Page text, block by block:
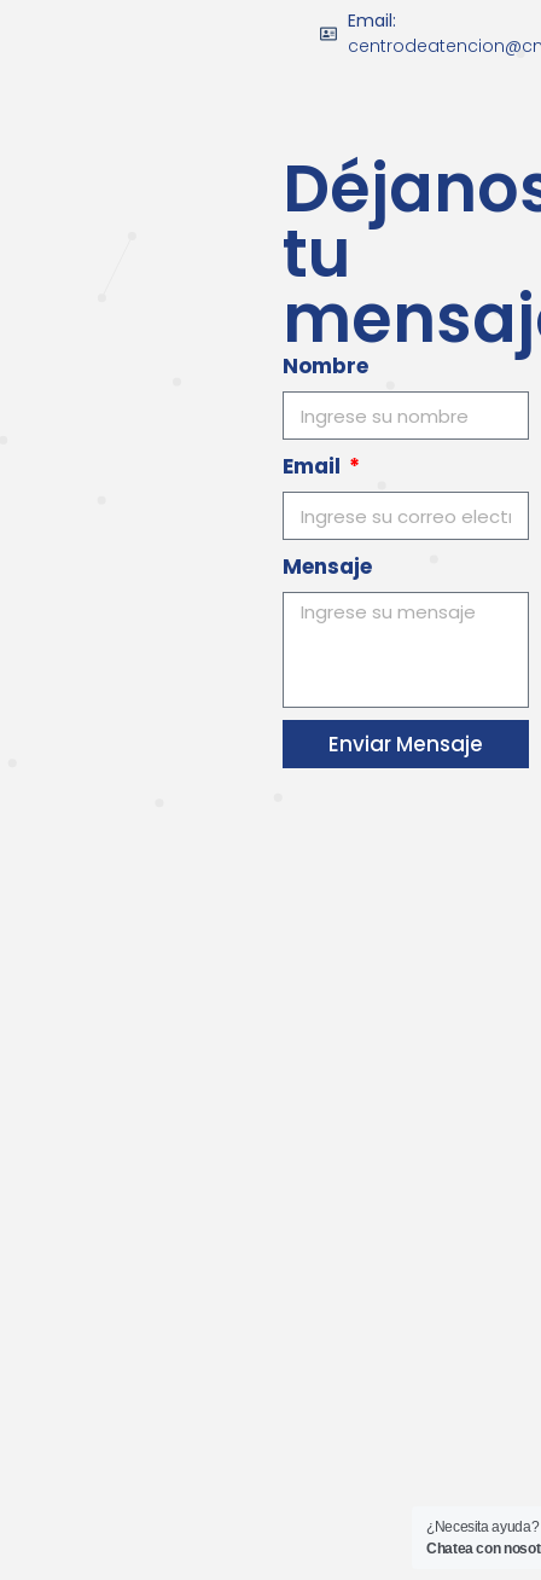
Email:
tu
Nombre
Email
Mensaje
Enviar Mensaje
¿Necesita ayuda?
Chatea con